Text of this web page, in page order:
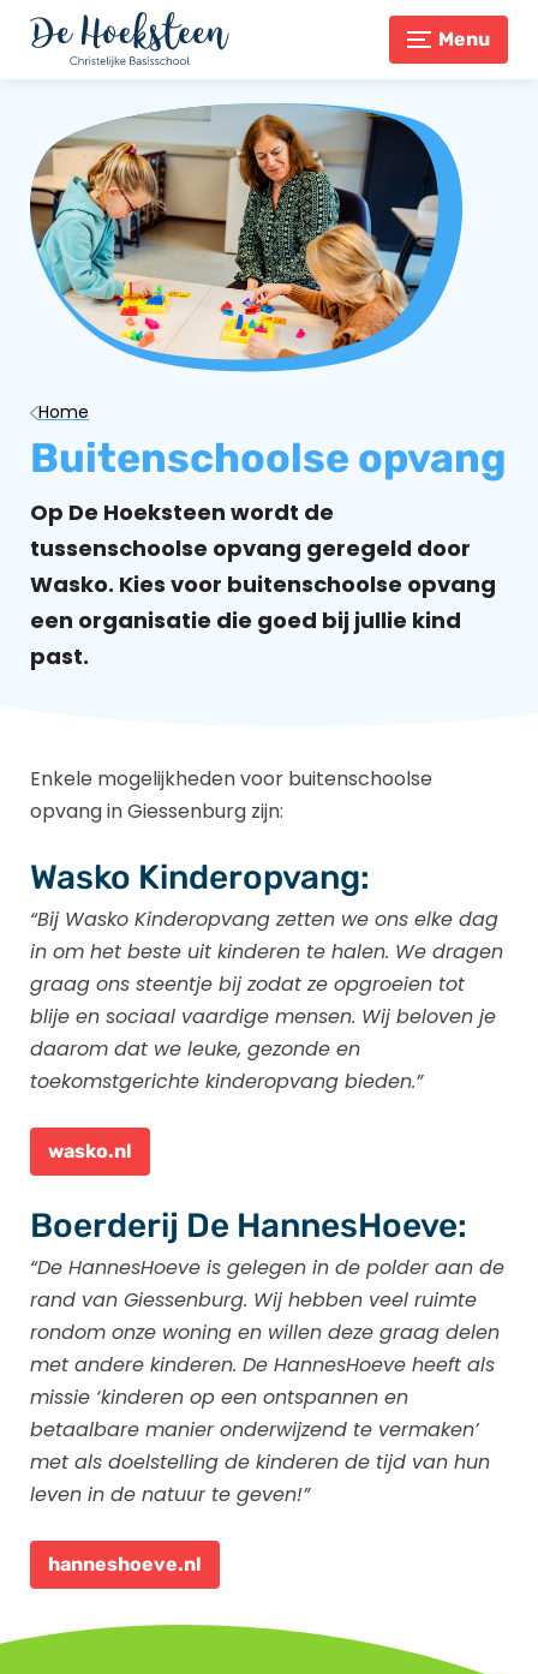
Menu
Home
Buitenschoolse opvang
Op De Hoeksteen wordt de
tussenschoolse opvang geregeld door
Wasko. Kies voor buitenschoolse opvang
een organisatie die goed bij jullie kind
past.
Enkele mogelijkheden voor buitenschoolse
opvang in Giessenburg zijn:
Wasko Kinderopvang:
“Bij Wasko Kinderopvang zetten we ons elke dag
in om het beste uit kinderen te halen. We dragen
graag ons steentje bij zodat ze opgroeien tot
blije en sociaal vaardige mensen. Wij beloven je
daarom dat we leuke, gezonde en
toekomstgerichte kinderopvang bieden.”
wasko.nl
Boerderij De HannesHoeve:
“De HannesHoeve is gelegen in de polder aan de
rand van Giessenburg. Wij hebben veel ruimte
rondom onze woning en willen deze graag delen
met andere kinderen. De HannesHoeve heeft als
missie ‘kinderen op een ontspannen en
betaalbare manier onderwijzend te vermaken’
met als doelstelling de kinderen de tijd van hun
leven in de natuur te geven!”
hanneshoeve.nl